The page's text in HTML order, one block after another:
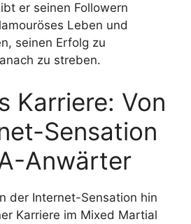
er seinen Followern
Leben und
seinen Erfolg zu
zu streben.
Karriere: Von
Sensation
Anwärter
der Internet-Sensation hin
Karriere im Mixed Martial